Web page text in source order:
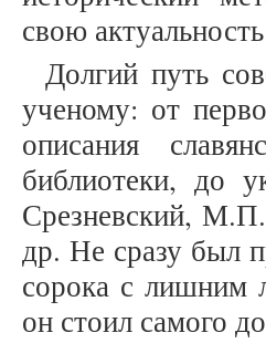
свою
Долгий путь
ученому: от
описания
библиотеки, до
Срезневский,
др. Не сразу был
сорока с лишним
он стоил самого